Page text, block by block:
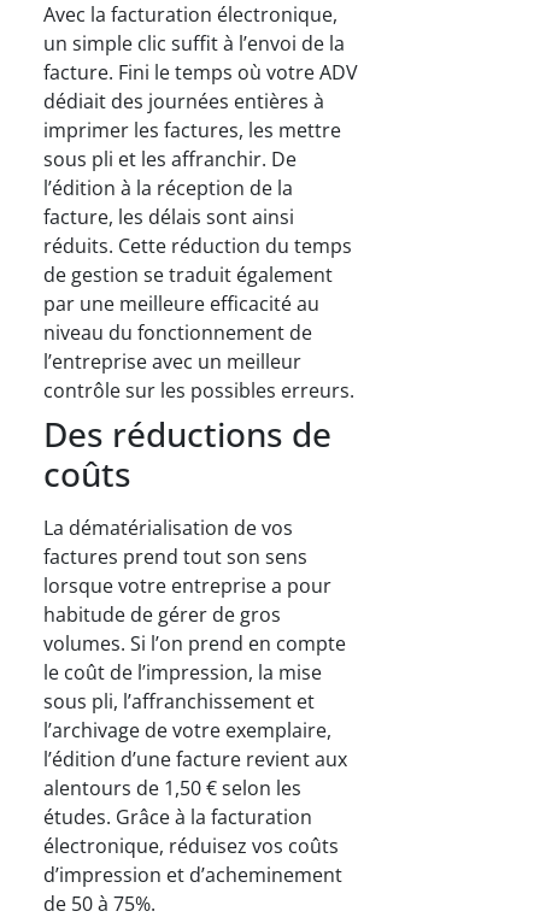
Avec la facturation électronique,
un simple clic suffit à l’envoi de la
facture. Fini le temps où votre ADV
dédiait des journées entières à
imprimer les factures, les mettre
sous pli et les affranchir. De
l’édition à la réception de la
facture, les délais sont ainsi
réduits. Cette réduction du temps
de gestion se traduit également
par une meilleure efficacité au
niveau du fonctionnement de
l’entreprise avec un meilleur
contrôle sur les possibles erreurs.
Des réductions de
coûts
La dématérialisation de vos
factures prend tout son sens
lorsque votre entreprise a pour
habitude de gérer de gros
volumes. Si l’on prend en compte
le coût de l’impression, la mise
sous pli, l’affranchissement et
l’archivage de votre exemplaire,
l’édition d’une facture revient aux
alentours de 1,50 € selon les
études. Grâce à la facturation
électronique, réduisez vos coûts
d’impression et d’acheminement
de 50 à 75%.